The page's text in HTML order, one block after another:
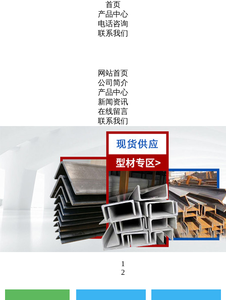
首页
产品中心
电话咨询
联系我们
网站首页
公司简介
产品中心
新闻资讯
在线留言
联系我们
1
2